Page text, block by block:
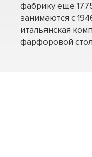
фабрику еще
занимаются с
итальянская
фарфоровой